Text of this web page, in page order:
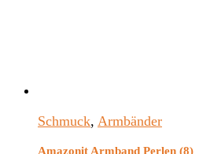
Schmuck, Armbänder
Amazonit Armband Perlen (8)